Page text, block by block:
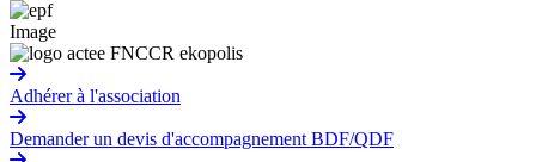
Image
Adhérer à l'association
Demander un devis d'accompagnement BDF/QDF